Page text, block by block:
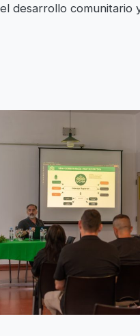
desarrollo comunitario